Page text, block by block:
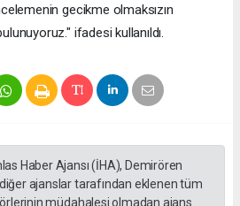
gecikme olmaksızın
ifadesi kullanıldı.
Haber Ajansı (İHA), Demirören
ajanslar tarafından eklenen tüm
müdahalesi olmadan ajans